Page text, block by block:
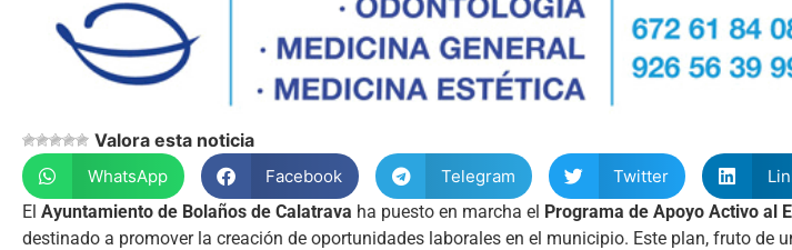
Valora esta noticia
WhatsApp Facebook Telegram Twitter
El Ayuntamiento de Bolaños de Calatrava ha puesto en marcha el Programa de Apoyo Activo al
destinado a promover la creación de oportunidades laborales en el municipio. Este plan, fruto de